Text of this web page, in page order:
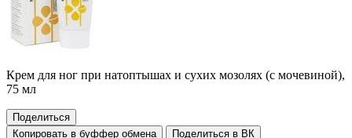
Крем для ног при натоптышах и сухих мозолях (с мочевиной),
75 мл
Поделиться
Копировать в буффер обмена
Поделиться в ВК